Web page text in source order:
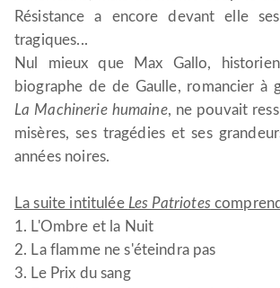
Résistance a encore devant elle
tragiques...
Nul mieux que Max Gallo,
biographe de de Gaulle, romancier à
La Machinerie humaine, ne pouvait
misères, ses tragédies et ses
années noires.
La suite intitulée Les Patriotes
1. L'Ombre et la Nuit
2. La flamme ne s'éteindra pas
3. Le Prix du sang